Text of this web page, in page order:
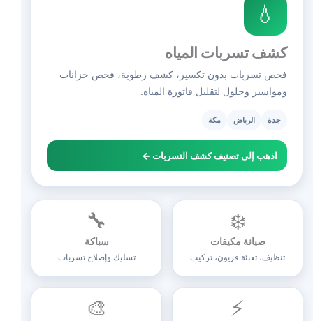
💧
كشف تسربات المياه
فحص تسربات بدون تكسير، كشف رطوبة، فحص خزانات
ومواسير وحلول لتقليل فاتورة المياه.
جدة الرياض مكة
اذهب إلى تصنيف كشف التسربات ←
❄️
صيانة مكيفات
تنظيف، تعبئة فريون، تركيب
🔧
سباكة
تسليك وإصلاح تسربات
⚡
🎨